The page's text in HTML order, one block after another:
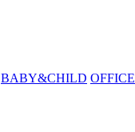
BABY&CHILD OFFICE